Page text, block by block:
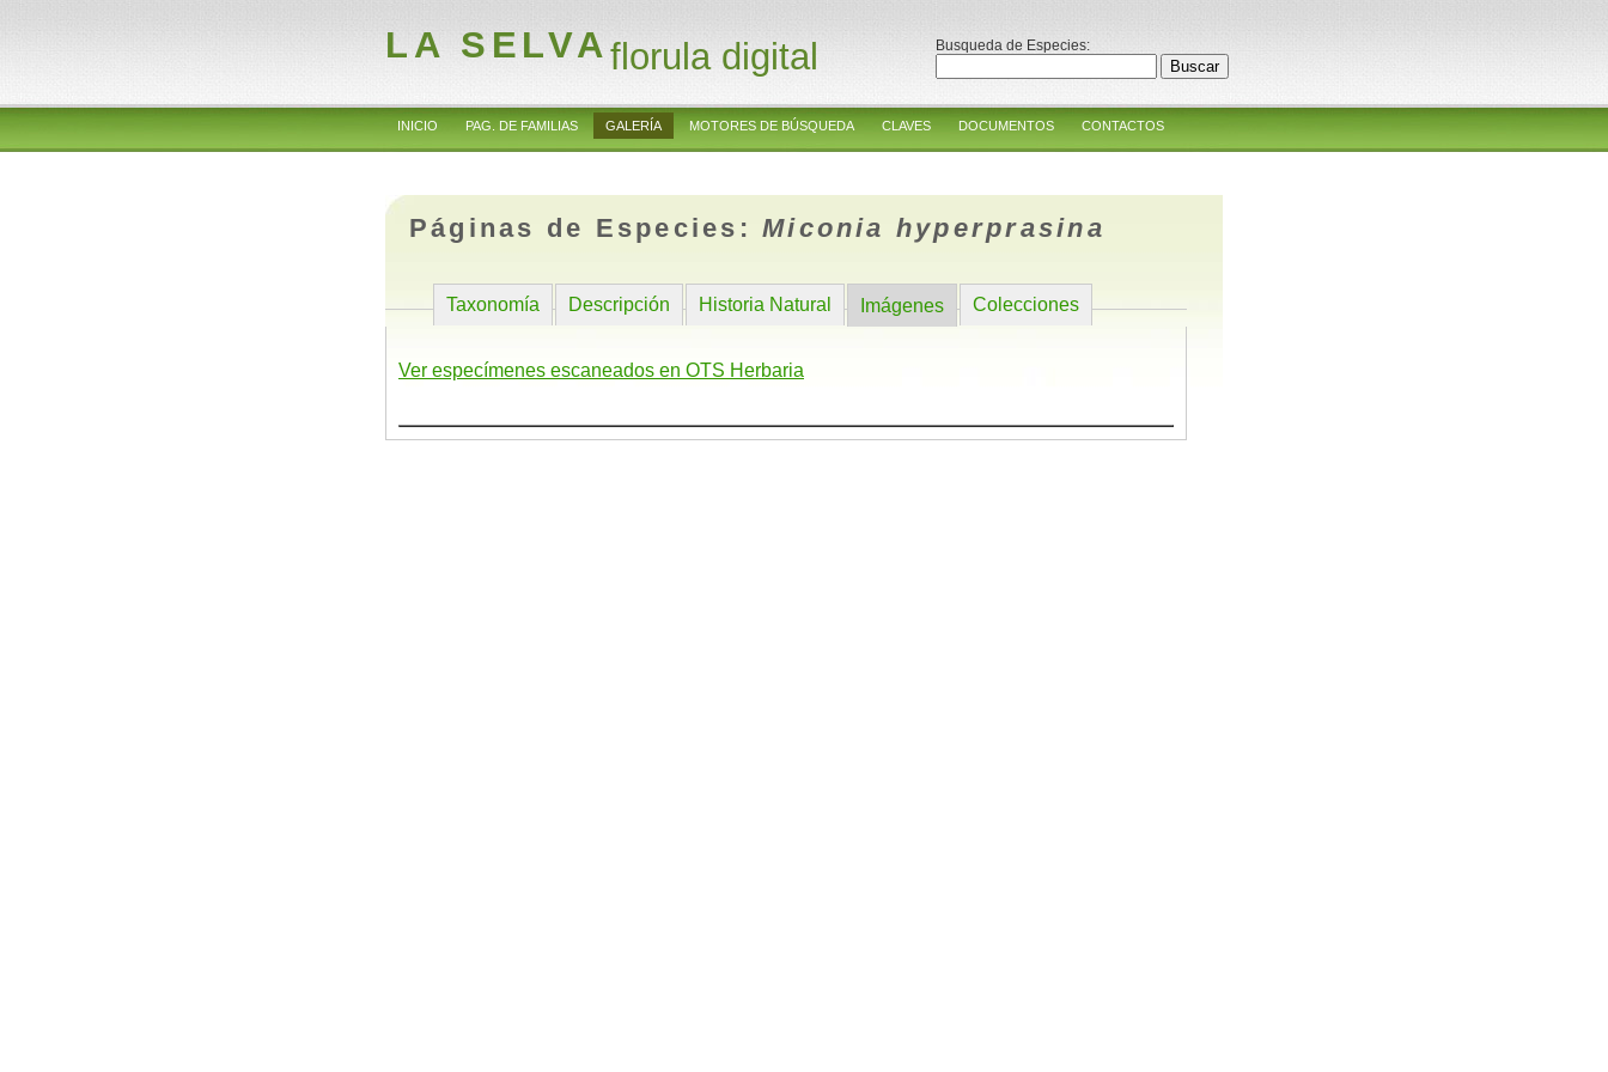
LA SELVAflorula digital Busqueda de Especies:
INICIO PAG. DE FAMILIAS GALERÍA MOTORES DE BÚSQUEDA CLAVES DOCUMENTOS CONTACTOS
Páginas de Especies:Miconia hyperprasina
Taxonomía Descripción Historia Natural Imágenes Colecciones
Ver especímenes escaneados en OTS Herbaria